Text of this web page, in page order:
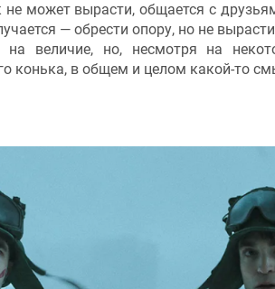
не может вырасти, общается с
— обрести опору, но не
на величие, но, несмотря на
конька, в общем и целом какой-то